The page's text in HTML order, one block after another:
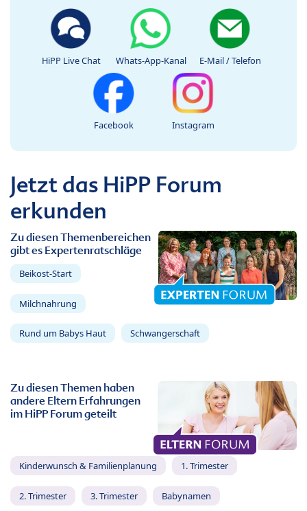
HiPP Live Chat Whats-App-Kanal E-Mail / Telefon
Facebook Instagram
Jetzt das HiPP Forum
erkunden
Zu diesen Themenbereichen
gibt es Expertenratschläge
Beikost-Start
Milchnahrung
Rund um Babys Haut Schwangerschaft
Zu diesen Themen haben
andere Eltern Erfahrungen
im HiPP Forum geteilt
Kinderwunsch & Familienplanung 1. Trimester
2. Trimester 3. Trimester Babynamen